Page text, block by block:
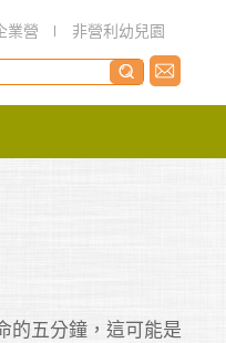
業營 非營利幼兒園
的五分鐘，這可能是